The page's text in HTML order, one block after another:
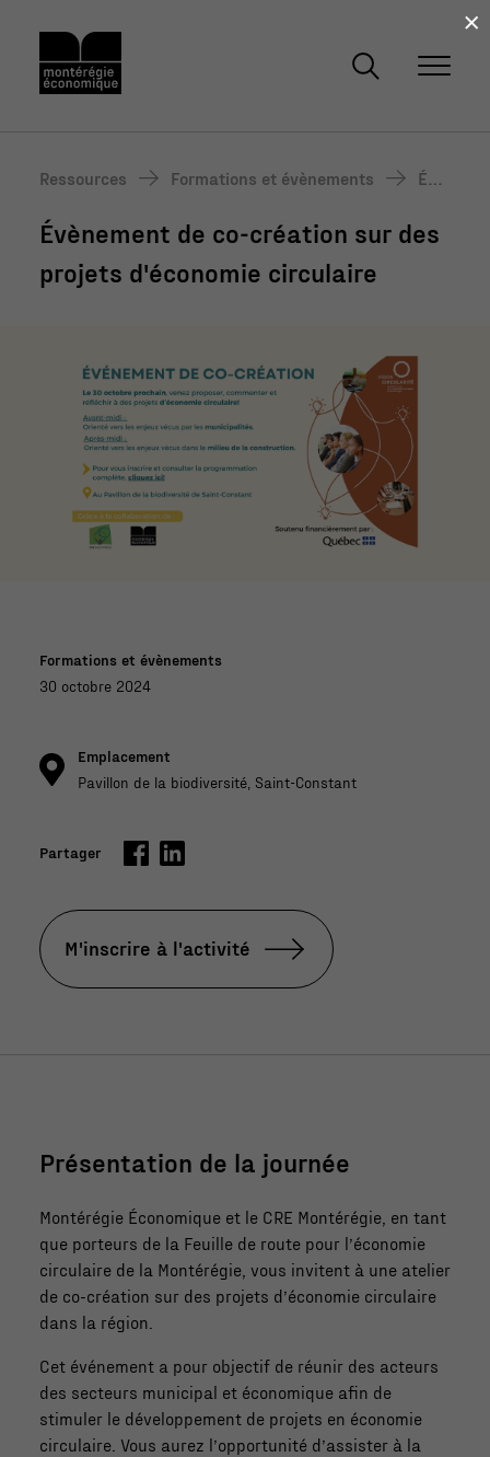
Ressources Formations et évènements
Évè
ent
ur d
circ
Évènement de co-création sur des
projets d'économie circulaire
Formations et évènements
30 octobre 2024
Emplacement
Pavillon de la biodiversité, Saint-Constant
Partager
M'inscrire à l'activité
Présentation de la journée
Montérégie Économique et le CRE Montérégie, en tant
que porteurs de la Feuille de route pour l’économie
circulaire de la Montérégie, vous invitent à une atelier
de co-création sur des projets d’économie circulaire
dans la région.
Cet événement a pour objectif de réunir des acteurs
des secteurs municipal et économique afin de
stimuler le développement de projets en économie
circulaire. Vous aurez l’opportunité d’assister à la
×